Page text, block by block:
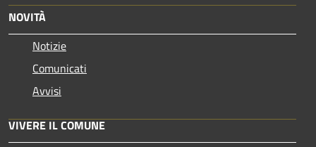
NOVITÀ
Notizie
Comunicati
Avvisi
VIVERE IL COMUNE